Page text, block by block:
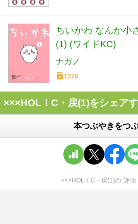
ちいかわ なんか小
(1) (ワイドKC)
ナガノ
1378
×××HOLｉC・戻(1)をシェア
本つぶやきをつ
×××HOLｉC・戻(1)の 評価